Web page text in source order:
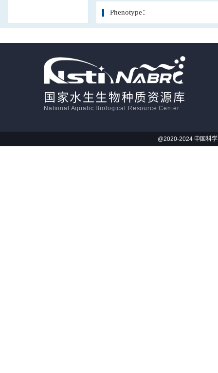
Phenotype：
国家水生生物种质资源库
National Aquatic Biological Resource Center
@2020-2024 中国科